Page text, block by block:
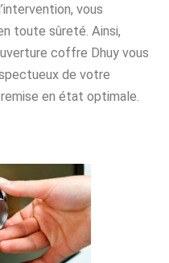
vous
toute sûreté. Ainsi,
coffre Dhuy vous
de votre
en état optimale.